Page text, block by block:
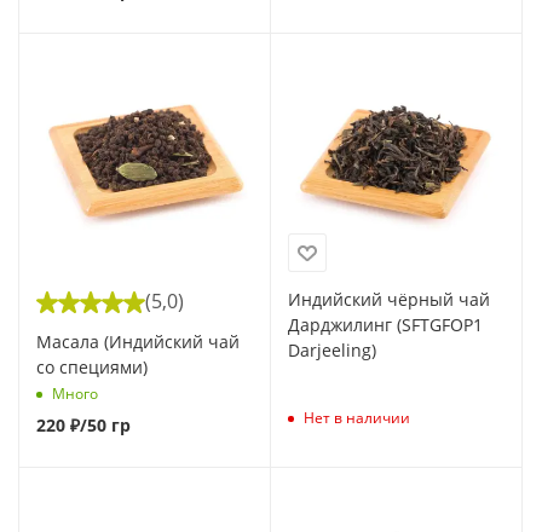
(5,0)
Масала (Индийский чай
со специями)
Много
220 ₽/50 гр
Индийский чёрный чай
Дарджилинг (SFTGFOP1
Darjeeling)
Нет в наличии